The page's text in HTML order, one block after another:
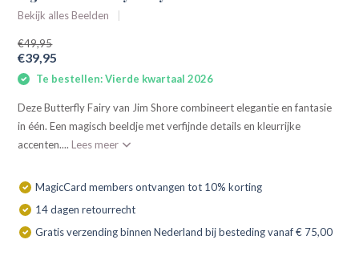
Bekijk alles Beelden
€49,95
€39,95
Te bestellen: Vierde kwartaal 2026
Deze Butterfly Fairy van Jim Shore combineert elegantie en fantasie
in één. Een magisch beeldje met verfijnde details en kleurrijke
accenten.... Lees meer
MagicCard members ontvangen tot 10% korting
14 dagen retourrecht
Gratis verzending binnen Nederland bij besteding vanaf € 75,00